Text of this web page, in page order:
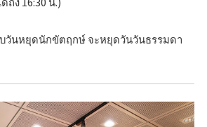
วันหยุดนักขัตฤกษ์ จะหยุดวันวันธรรมดา